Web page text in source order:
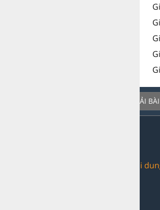
GIẢI
Trang web chia sẻ nội